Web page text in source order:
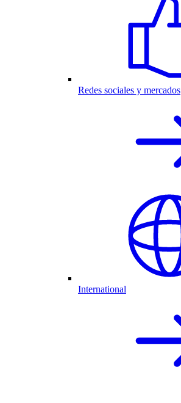
Redes sociales y mercados
International